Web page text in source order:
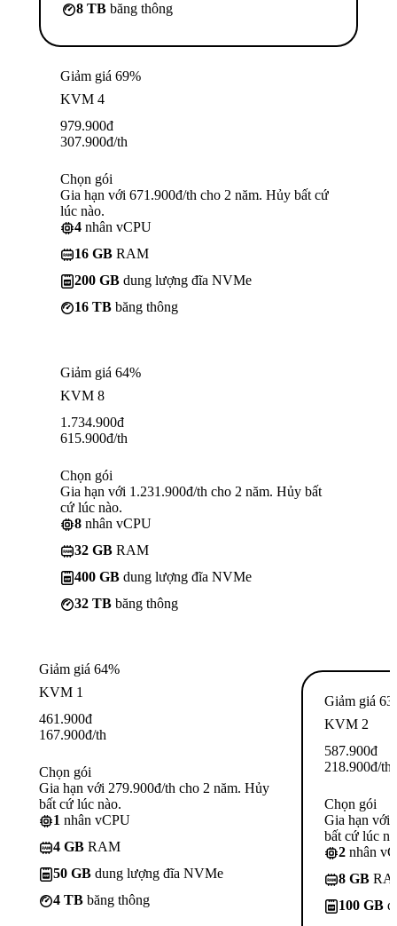
8 TB băng thông
Giảm giá 69%
KVM 4
979.900đ
307.900đ/th
Chọn gói
Gia hạn với 671.900đ/th cho 2 năm. Hủy bất cứ
lúc nào.
4 nhân vCPU
16 GB RAM
200 GB dung lượng đĩa NVMe
16 TB băng thông
Giảm giá 64%
KVM 8
1.734.900đ
615.900đ/th
Chọn gói
Gia hạn với 1.231.900đ/th cho 2 năm. Hủy bất
cứ lúc nào.
8 nhân vCPU
32 GB RAM
400 GB dung lượng đĩa NVMe
32 TB băng thông
Giảm giá 64%
KVM 1
461.900đ
167.900đ/th
Chọn gói
Gia hạn với 279.900đ/th cho 2 năm. Hủy
bất cứ lúc nào.
1 nhân vCPU
4 GB RAM
50 GB dung lượng đĩa NVMe
4 TB băng thông
Giảm giá
KVM 2
587.900đ
218.900đ/th
Chọn gói
Gia hạn với
bất cứ lúc
2 nhân
8 GB
100 GB